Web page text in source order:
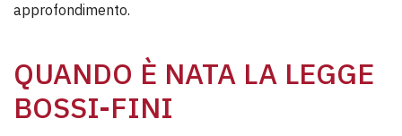
approfondimento.
QUANDO È NATA LA LEGGE
BOSSI-FINI